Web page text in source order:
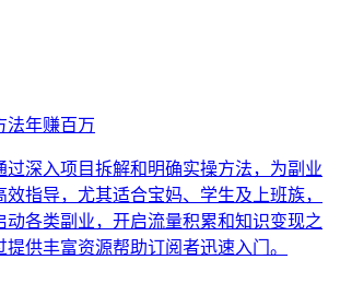
法年赚百万
过深入项目拆解和明确实操方法，为副业
效指导，尤其适合宝妈、学生及上班族，
动各类副业，开启流量积累和知识变现之
提供丰富资源帮助订阅者迅速入门。